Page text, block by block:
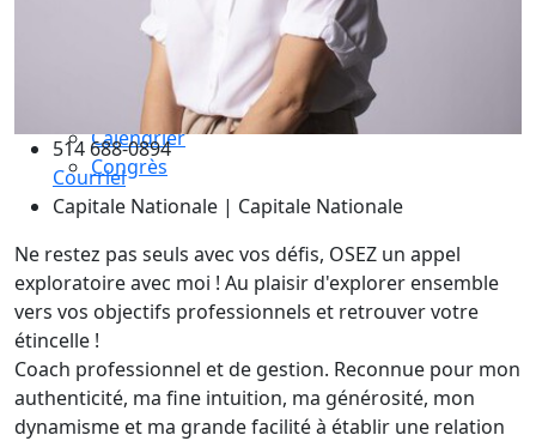
Renouvellement de certification
Le code de déontologie
Assurance professionnelle
Calendrier
Congrès
514 688-0894
Courriel
Capitale Nationale | Capitale Nationale
Ne restez pas seuls avec vos défis, OSEZ un appel
exploratoire avec moi ! Au plaisir d'explorer ensemble
vers vos objectifs professionnels et retrouver votre
étincelle !
Coach professionnel et de gestion. Reconnue pour mon
authenticité, ma fine intuition, ma générosité, mon
dynamisme et ma grande facilité à établir une relation